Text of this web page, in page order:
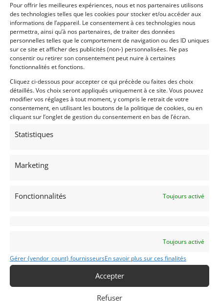
Pour offrir les meilleures expériences, nous et nos partenaires utilisons
des technologies telles que les cookies pour stocker et/ou accéder aux
informations de l’appareil. Le consentement à ces technologies nous
permettra, ainsi qu’à nos partenaires, de traiter des données
personnelles telles que le comportement de navigation ou des ID uniques
sur ce site et afficher des publicités (non-) personnalisées. Ne pas
consentir ou retirer son consentement peut nuire à certaines
fonctionnalités et fonctions.
Cliquez ci-dessous pour accepter ce qui précède ou faites des choix
détaillés. Vos choix seront appliqués uniquement à ce site. Vous pouvez
modifier vos réglages à tout moment, y compris le retrait de votre
consentement, en utilisant les boutons de la politique de cookies, ou en
cliquant sur l’onglet de gestion du consentement en bas de l’écran.
Statistiques
Marketing
Fonctionnalités Toujours activé
Toujours activé
Gérer {vendor_count} fournisseursEn savoir plus sur ces finalités
Accepter
Refuser
Politique de cookies (UE)